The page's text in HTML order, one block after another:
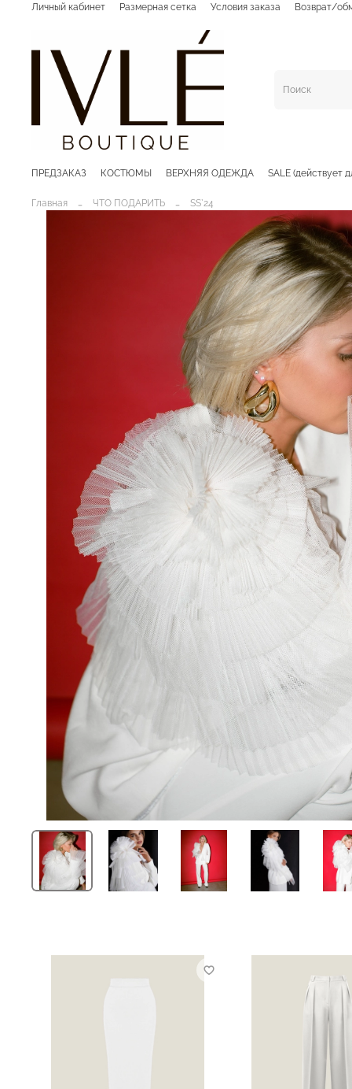
Личный кабинет Размерная сетка Условия заказа Возврат/
ПРЕДЗАКАЗ КОСТЮМЫ ВЕРХНЯЯ ОДЕЖДА SALE (действует
Главная ЧТО ПОДАРИТЬ SS`24